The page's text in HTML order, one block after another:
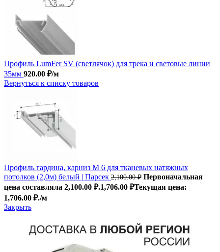
Профиль LumFer SV (светлячок) для трека и световые линии
35мм 920.00 ₽/м
Вернуться к списку товаров
Профиль гардина, карниз М 6 для тканевых натяжных
потолков (2,0м) белый | Парсек 2,100.00₽ Первоначальная
цена составляла 2,100.00 ₽.1,706.00 ₽Текущая цена:
1,706.00 ₽./м
Закрыть